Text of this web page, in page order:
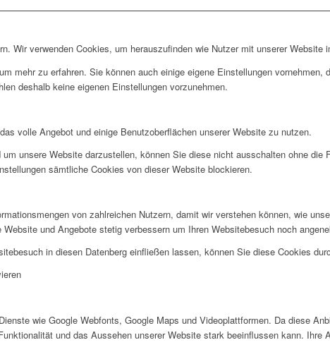
Wir verwenden Cookies, um herauszufinden wie Nutzer mit unserer
mehr zu erfahren. Sie können auch einige eigene Einstellungen
deshalb keine eigenen Einstellungen vorzunehmen.
volle Angebot und einige Benutzoberflächen unserer Website zu nutzen.
unsere Website darzustellen, können Sie diese nicht ausschalten ohne
sämtliche Cookies von dieser Website blockieren.
von zahlreichen Nutzern, damit wir verstehen können, wie
und Angebote stetig verbessern um Ihren Websitebesuch noch
in diesen Datenberg einfließen lassen, können Sie diese Cookies
wie Google Webfonts, Google Maps und Videoplattformen. Da diese
und das Aussehen unserer Website stark beeinflussen kann. Ihre